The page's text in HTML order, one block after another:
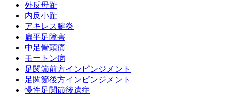
外反母趾
内反小趾
アキレス腱炎
扁平足障害
中足骨頭痛
モートン病
足関節前方インピンジメント
足関節後方インピンジメント
慢性足関節後遺症